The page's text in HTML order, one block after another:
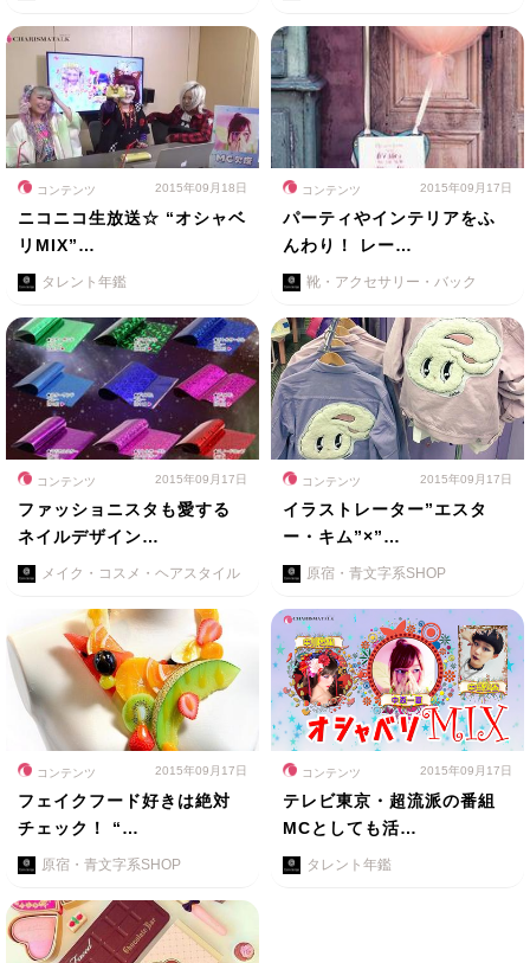
コンテンツ 2015年09月18日
ニコニコ生放送☆ “オシャベ
リMIX”…
タレント年鑑
コンテンツ 2015年09月17日
パーティやインテリアをふ
んわり！ レー…
靴・アクセサリー・バック
コンテンツ 2015年09月17日
ファッショニスタも愛する
ネイルデザイン…
メイク・コスメ・ヘアスタイル
コンテンツ 2015年09月17日
イラストレーター”エスタ
ー・キム”×”…
原宿・青文字系SHOP
コンテンツ 2015年09月17日
フェイクフード好きは絶対
チェック！ “…
原宿・青文字系SHOP
コンテンツ 2015年09月17日
テレビ東京・超流派の番組
MCとしても活…
タレント年鑑